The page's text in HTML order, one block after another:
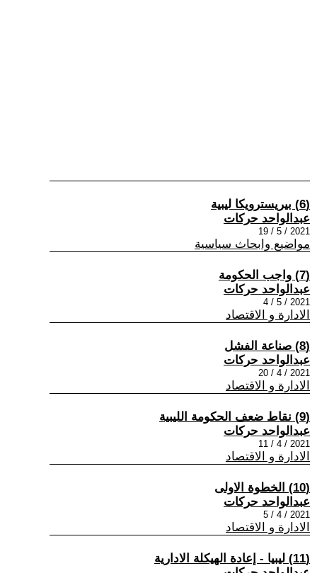
(6) بيريسترويكا ليبية
عبدالواحد حركات
2021 / 5 / 19
مواضيع وابحاث سياسية
(7) واجب الحكومة
عبدالواحد حركات
2021 / 5 / 4
الادارة و الاقتصاد
(8) صناعة الفشل
عبدالواحد حركات
2021 / 4 / 20
الادارة و الاقتصاد
(9) نقاط ضعف الحكومة الليبية
عبدالواحد حركات
2021 / 4 / 11
الادارة و الاقتصاد
(10) الخطوة الاولى
عبدالواحد حركات
2021 / 4 / 5
الادارة و الاقتصاد
(11) ليبيا - إعادة الهيكلة الادارية